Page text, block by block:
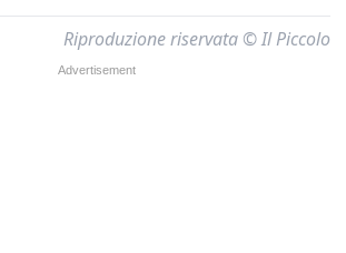
Riproduzione riservata © Il Piccolo